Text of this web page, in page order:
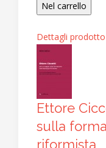
Dettagli prodotto
Ettore
sulla
riformista